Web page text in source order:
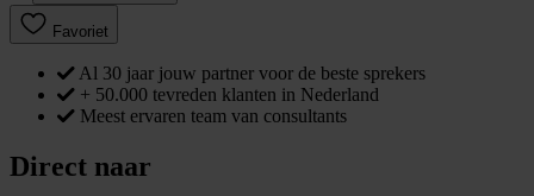
Favoriet
Al 30 jaar jouw partner voor de beste sprekers
+ 50.000 tevreden klanten in Nederland
Meest ervaren team van consultants
Direct naar